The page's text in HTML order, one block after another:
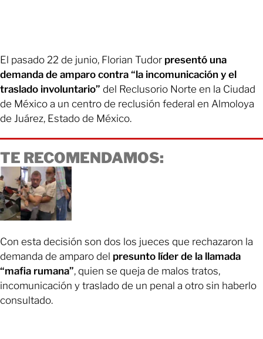
El pasado 22 de junio, Florian Tudor presentó una
demanda de amparo contra “la incomunicación y el
traslado involuntario” del Reclusorio Norte en la Ciudad
de México a un centro de reclusión federal en Almoloya
de Juárez, Estado de México.
TE RECOMENDAMOS:
Con esta decisión son dos los jueces que rechazaron la
demanda de amparo del presunto líder de la llamada
“mafia rumana”, quien se queja de malos tratos,
incomunicación y traslado de un penal a otro sin haberlo
consultado.